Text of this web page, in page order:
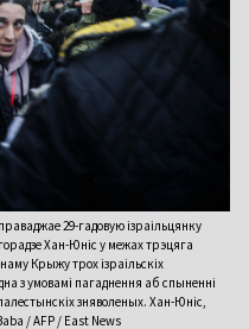
29-гадовую ізраільцянку
Хан-Юніс у межах трэцяга
Крыжу трох ізраільскіх
з умовамі пагаднення аб спыненні
зняволеных. Хан-Юніс,
/ AFP / East News